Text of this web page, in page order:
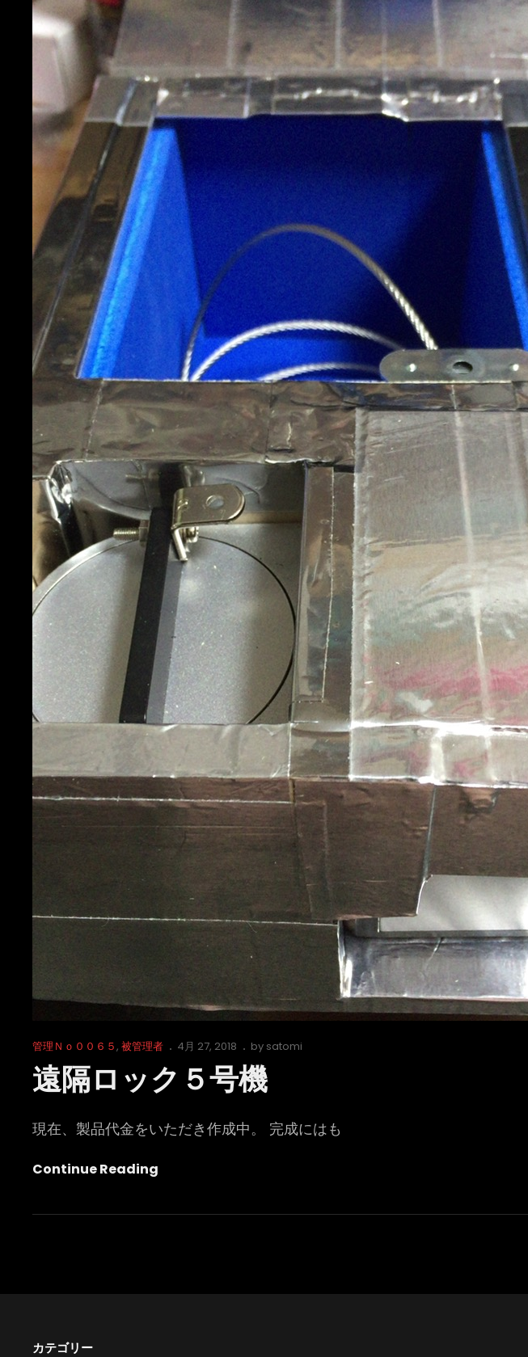
Cat
Links
管理Ｎｏ００６５, 被管理者
Posted
4月 27, 2018 by satomi
遠隔ロック５号機
現在、製品代金をいただき作成中。 完成にはも
Continue Reading
ロ
カテゴリー